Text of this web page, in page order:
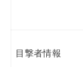
目撃者情報